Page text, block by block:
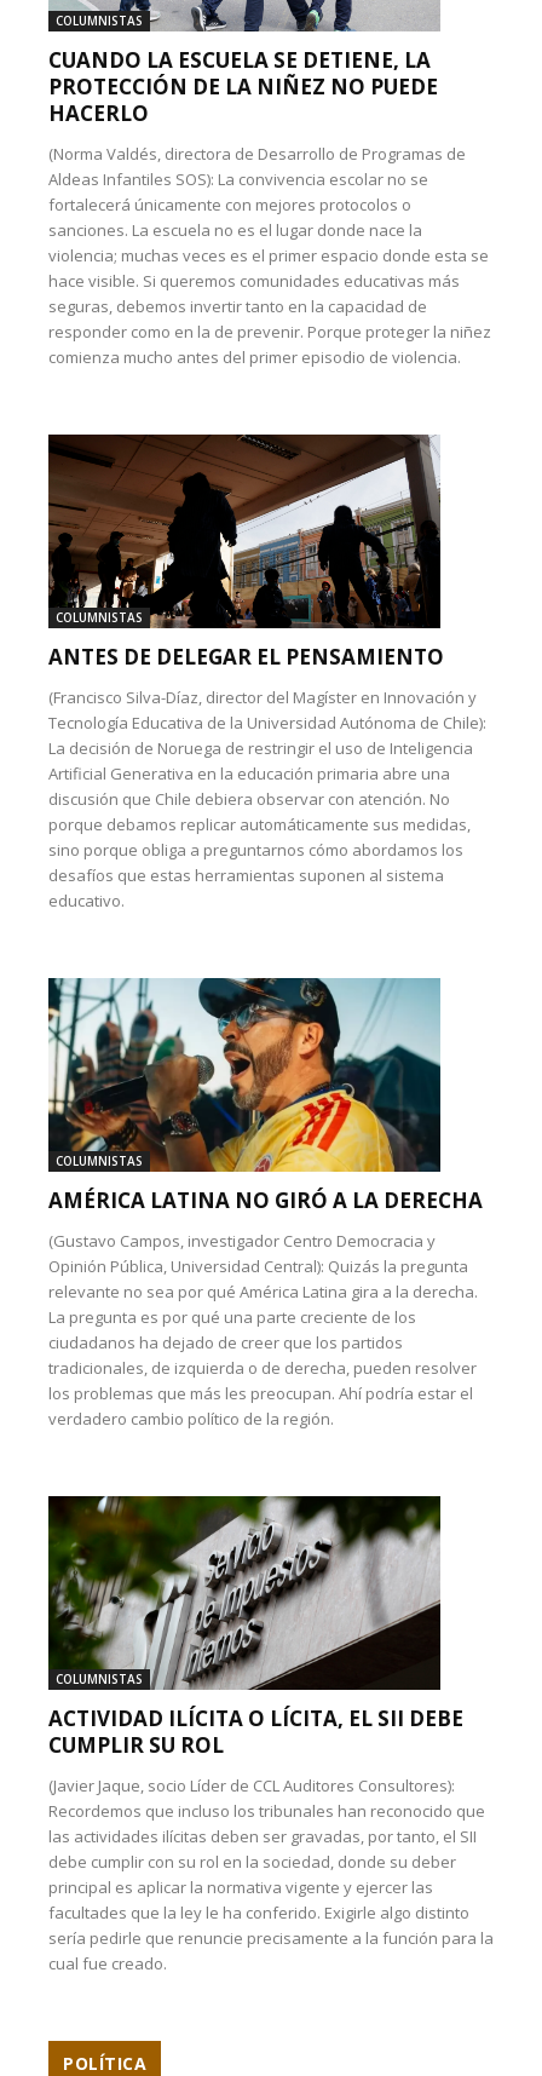
COLUMNISTAS
CUANDO LA ESCUELA SE DETIENE, LA
PROTECCIÓN DE LA NIÑEZ NO PUEDE
HACERLO
(Norma Valdés, directora de Desarrollo de Programas de
Aldeas Infantiles SOS): La convivencia escolar no se
fortalecerá únicamente con mejores protocolos o
sanciones. La escuela no es el lugar donde nace la
violencia; muchas veces es el primer espacio donde esta se
hace visible. Si queremos comunidades educativas más
seguras, debemos invertir tanto en la capacidad de
responder como en la de prevenir. Porque proteger la niñez
comienza mucho antes del primer episodio de violencia.
COLUMNISTAS
ANTES DE DELEGAR EL PENSAMIENTO
(Francisco Silva-Díaz, director del Magíster en Innovación y
Tecnología Educativa de la Universidad Autónoma de Chile):
La decisión de Noruega de restringir el uso de Inteligencia
Artificial Generativa en la educación primaria abre una
discusión que Chile debiera observar con atención. No
porque debamos replicar automáticamente sus medidas,
sino porque obliga a preguntarnos cómo abordamos los
desafíos que estas herramientas suponen al sistema
educativo.
COLUMNISTAS
AMÉRICA LATINA NO GIRÓ A LA DERECHA
(Gustavo Campos, investigador Centro Democracia y
Opinión Pública, Universidad Central): Quizás la pregunta
relevante no sea por qué América Latina gira a la derecha.
La pregunta es por qué una parte creciente de los
ciudadanos ha dejado de creer que los partidos
tradicionales, de izquierda o de derecha, pueden resolver
los problemas que más les preocupan. Ahí podría estar el
verdadero cambio político de la región.
COLUMNISTAS
ACTIVIDAD ILÍCITA O LÍCITA, EL SII DEBE
CUMPLIR SU ROL
(Javier Jaque, socio Líder de CCL Auditores Consultores):
Recordemos que incluso los tribunales han reconocido que
las actividades ilícitas deben ser gravadas, por tanto, el SII
debe cumplir con su rol en la sociedad, donde su deber
principal es aplicar la normativa vigente y ejercer las
facultades que la ley le ha conferido. Exigirle algo distinto
sería pedirle que renuncie precisamente a la función para la
cual fue creado.
POLÍTICA